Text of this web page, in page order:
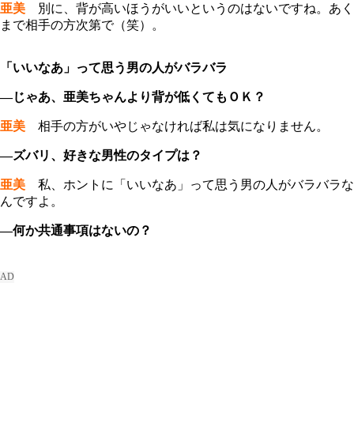
亜美 別に、背が高いほうがいいというのはないですね。あく
まで相手の方次第で（笑）。
「いいなあ」って思う男の人がバラバラ
―じゃあ、亜美ちゃんより背が低くてもＯＫ？
亜美 相手の方がいやじゃなければ私は気になりません。
―ズバリ、好きな男性のタイプは？
亜美 私、ホントに「いいなあ」って思う男の人がバラバラな
んですよ。
―何か共通事項はないの？